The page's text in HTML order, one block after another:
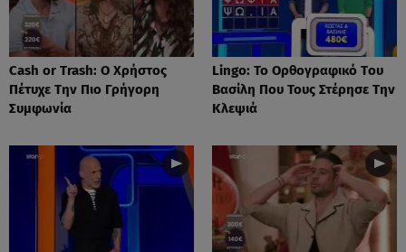
Cash or Trash: Ο Χρήστος
Πέτυχε Την Πιο Γρήγορη
Συμφωνία
Lingo: Το Oρθογραφικό Tου
Βασίλη Που Τους Στέρησε Την
Κλεψιά